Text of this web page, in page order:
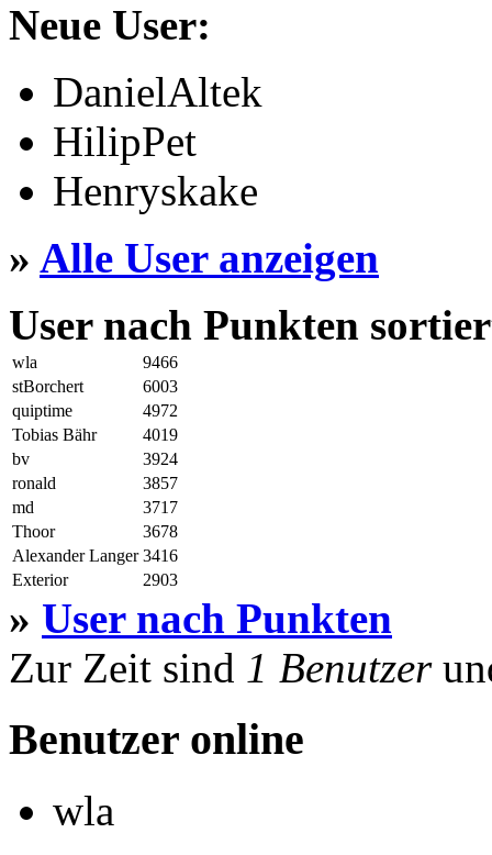
Neue User:
DanielAltek
HilipPet
Henryskake
» Alle User anzeigen
User nach Punkten
wla
9466
stBorchert
6003
quiptime
4972
Tobias Bähr
4019
bv
3924
ronald
3857
md
3717
Thoor
3678
Alexander Langer 3416
Exterior
2903
» User nach Punkten
Zur Zeit sind 1 Benutzer
Benutzer online
wla